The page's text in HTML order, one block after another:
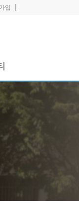
입 |